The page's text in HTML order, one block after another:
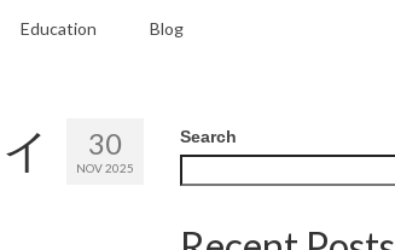
Education Blog
30
NOV 2025
Search